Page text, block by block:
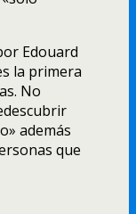
Edouard
la primera
No
además
que